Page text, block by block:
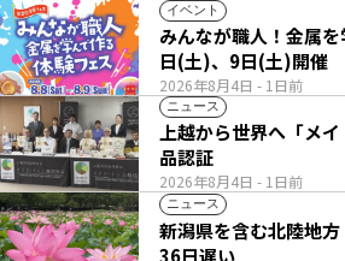
イベント
2026年8月4日 - 1日前
みんなが職人！金属を
日(土)、9日(土)開催
ニュース
2026年8月4日 - 1日前
上越から世界へ「メ
品認証
ニュース
新潟県を含む北陸地
36日遅い